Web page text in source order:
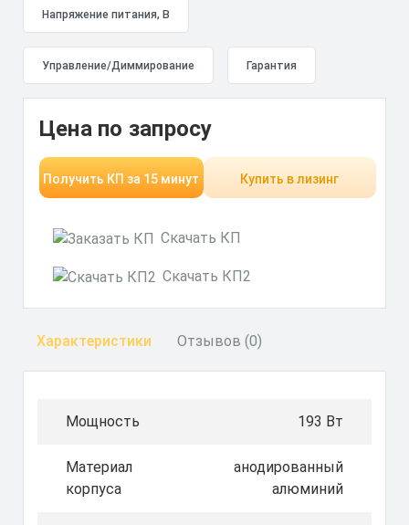
Цена по запросу
Получить КП за 15 минут Купить в лизинг
Скачать КП
Скачать КП2
Характеристики Отзывов (0)
Мощность 193 Вт
Материал
корпуса
анодированный
алюминий